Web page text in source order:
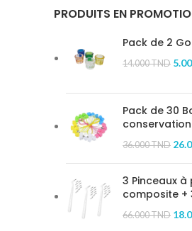
PRODUITS EN
Pack de 2
14.000TND
Pack de 30
36.000TND
3 Pinceaux
composite +
66.000TND